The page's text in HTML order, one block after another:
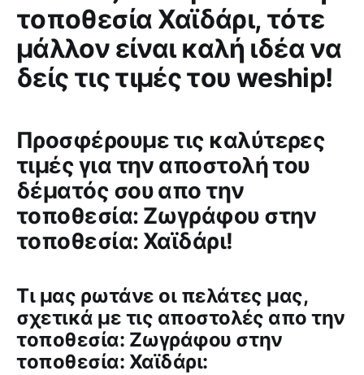
τοποθεσία Χαϊδάρι, τότε
μάλλον είναι καλή ιδέα να
δείς τις τιμές του weship!
Προσφέρουμε τις καλύτερες
τιμές για την αποστολή του
δέματός σου απο την
τοποθεσία: Ζωγράφου στην
τοποθεσία: Χαϊδάρι!
Tι μας ρωτάνε οι πελάτες μας,
σχετικά με τις αποστολές απο την
τοποθεσία: Ζωγράφου στην
τοποθεσία: Χαϊδάρι: